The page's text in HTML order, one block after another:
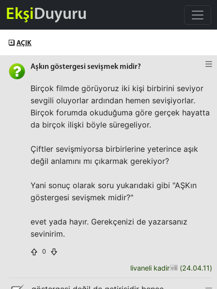
EkşiDuyuru
AÇIK
Aşkın göstergesi sevişmek midir?
Birçok filmde görüyoruz iki kişi birbirini seviyor
sevgili oluyorlar ardından hemen sevişiyorlar.
Birçok forumda okuduğuma göre gerçek hayatta
da birçok ilişki böyle süregeliyor.
Çiftler sevişmiyorsa birbirlerine yeterince aşık
değil anlamını mı çıkarmak gerekiyor?
Yani sonuç olarak soru yukarıdaki gibi "AŞKın
göstergesi sevişmek midir?"
evet yada hayır. Gerekçenizi de yazarsanız
sevinirim.
0
livaneli kadir (24.04.11)